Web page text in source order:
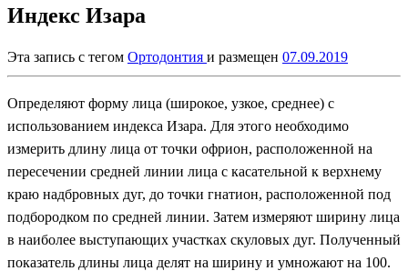
Индекс Изара
Эта запись с тегом Ортодонтия и размещен 07.09.2019
Определяют форму лица (широкое, узкое, среднее) с
использованием индекса Изара. Для этого необходимо
измерить длину лица от точки офрион, расположенной на
пересечении средней линии лица с касательной к верхнему
краю надбровных дуг, до точки гнатион, расположенной под
подбородком по средней линии. Затем измеряют ширину лица
в наиболее выступающих участках скуловых дуг. Полученный
показатель длины лица делят на ширину и умножают на 100.